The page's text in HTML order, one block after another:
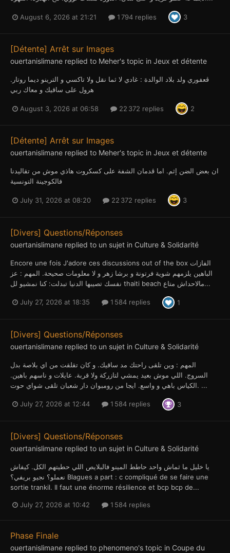
August 6, 2026 at 21:21 1 794 replies 3
[Détente] Arrêt sur Images
ouertanislimane replied to Meher's topic in Jeux et détente
ڤعفوري ولد بلاد الوالدة : غادي لا ثما نقل ولا تاكسي و الترينو ديما روتار.
هرول على ساقيك و معاك ربي
August 3, 2026 at 06:58 22 372 replies 2
[Détente] Arrêt sur Images
ouertanislimane replied to Meher's topic in Jeux et détente
ان بعض الضن إثم. اما ڤدمان الشفة على كسكروت هاذي موش من تقاليدنا
فالكوجينة التونسية
July 31, 2026 at 08:20 22 372 replies 3
[Divers] Questions/Réponses
ouertanislimane replied to un sujet in Culture & Solidarité
Encore une fois J'adore ces discussions out of the box الفازات
الباهين يلزمهم شوية فرتونة و برشا زهر و لا معلومات صحيحة. المهم : عز
نفسك تصيبها الدنيا تبدلت: كنا نمشيو لل thaiti beach مالاحداش متاع...
July 27, 2026 at 18:35 1 584 replies 1
[Divers] Questions/Réponses
ouertanislimane replied to un sujet in Culture & Solidarité
المهم : وين تلقى راحتك مد ساقيك. و كان تقلقت من اي بلاصة بدل
السروج. اللي موش بعيد يمشي لتازركة ولا قربة. عايلات و ناسهم باهين.
الكياس باهي و واسع. ايجا من رومبوان دار شعبان تلقى شواي حوت. ...
July 27, 2026 at 12:44 1 584 replies 3
[Divers] Questions/Réponses
ouertanislimane replied to un sujet in Culture & Solidarité
يا خليل ما ثماش واحد حاطط المينو فالبلايص اللي حطيتهم الكل. كيفاش
نعملو؟ نجيو بريفي؟ Blagues a part : c compliqué de se faire une
sortie trankil. Il faut une énorme résilience et bcp bcp de...
July 27, 2026 at 10:42 1 584 replies
Phase Finale
ouertanislimane replied to phenomeno's topic in Coupe du